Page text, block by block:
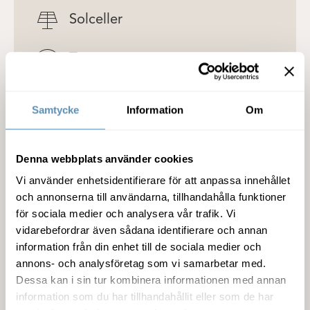
Samtycke Information Om
Denna webbplats använder cookies
Vi använder enhetsidentifierare för att anpassa innehållet
och annonserna till användarna, tillhandahålla funktioner
för sociala medier och analysera vår trafik. Vi
vidarebefordrar även sådana identifierare och annan
information från din enhet till de sociala medier och
annons- och analysföretag som vi samarbetar med.
Dessa kan i sin tur kombinera informationen med annan
information som du har tillhandahållit eller som de har
Solceller
Detaljer om lokalen
Fastigheten
Service
Miljöcertifiering
Kommunikation